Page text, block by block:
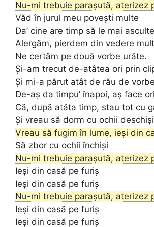
Nu-mi trebuie parașută, aterizez
Văd în jurul meu povești multe
Da’ cine are timp să le mai asculte
Alergăm, pierdem din vedere
Ne certăm pe două vorbe urâte.
Și-am trecut de-atâtea ori prin
Și mi-a părut atât de rău de
De-aș da timpu’ înapoi, aș face
Că, după atâta timp, stau tot cu
Și vreau să dorm cu ochii deschiși
Vreau să fugim în lume, ieși din
Să zbor cu ochii închiși
Nu-mi trebuie parașută, aterizez
Ieși din casă pe furiș
Ieși din casă pe furiș
Nu-mi trebuie parașută, aterizez
Ieși din casă pe furiș
Ieși din casă pe furiș